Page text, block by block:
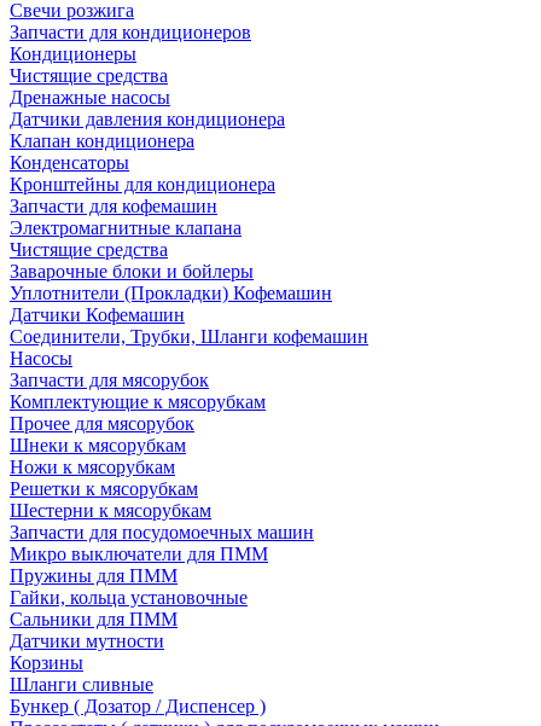
Свечи розжига
Запчасти для кондиционеров
Кондиционеры
Чистящие средства
Дренажные насосы
Датчики давления кондиционера
Клапан кондиционера
Конденсаторы
Кронштейны для кондиционера
Запчасти для кофемашин
Электромагнитные клапана
Чистящие средства
Заварочные блоки и бойлеры
Уплотнители (Прокладки) Кофемашин
Датчики Кофемашин
Соединители, Трубки, Шланги кофемашин
Насосы
Запчасти для мясорубок
Комплектующие к мясорубкам
Прочее для мясорубок
Шнеки к мясорубкам
Ножи к мясорубкам
Решетки к мясорубкам
Шестерни к мясорубкам
Запчасти для посудомоечных машин
Микро выключатели для ПММ
Пружины для ПММ
Гайки, кольца установочные
Сальники для ПММ
Датчики мутности
Корзины
Шланги сливные
Бункер ( Дозатор / Диспенсер )